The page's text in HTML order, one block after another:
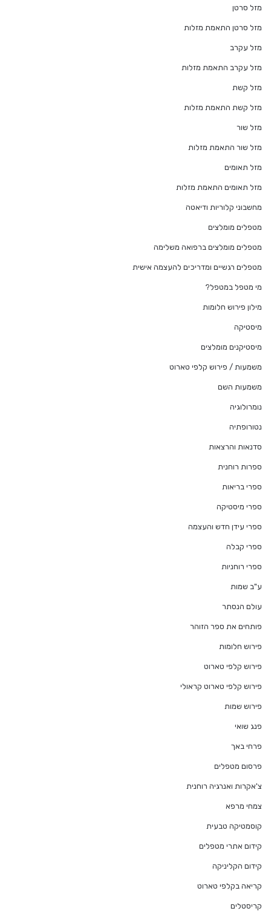
מזל סרטן
מזל סרטן התאמת מזלות
מזל עקרב
מזל עקרב התאמת מזלות
מזל קשת
מזל קשת התאמת מזלות
מזל שור
מזל שור התאמת מזלות
מזל תאומים
מזל תאומים התאמת מזלות
מחשבוני קלוריות ודיאטה
מטפלים מומלצים
מטפלים מומלצים ברפואה משלימה
מטפלים רגשיים ומדריכים להעצמה אישית
מי מטפל במטפל?
מילון פירוש חלומות
מיסטיקה
מיסטיקנים מומלצים
משמעות / פירוש קלפי טארוט
משמעות השם
נומרולוגיה
נטורופתיה
סדנאות והרצאות
ספרות רוחנית
ספרי בריאות
ספרי מיסטיקה
ספרי עידן חדש והעצמה
ספרי קבלה
ספרי רוחניות
ע"ב שמות
עולם הנסתר
פותחים את ספר הזוהר
פירוש חלומות
פירוש קלפי טארוט
פירוש קלפי טארוט קראולי
פירוש שמות
פנג שואי
פרחי באך
פרסום מטפלים
צ'אקרות ואנרגיה רוחנית
צמחי מרפא
קוסמטיקה טבעית
קידום אתרי מטפלים
קידום הקליניקה
קריאה בקלפי טארוט
קריסטלים